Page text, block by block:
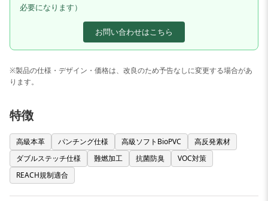
必要になります）
お問い合わせはこちら
※製品の仕様・デザイン・価格は、改良のため予告なしに変更する場合があ
ります。
特徴
高級本革 パンチング仕様 高級ソフトBioPVC
高反発素材
ダブルステッチ仕様
難燃加工 抗菌防臭
VOC対策
REACH規制適合